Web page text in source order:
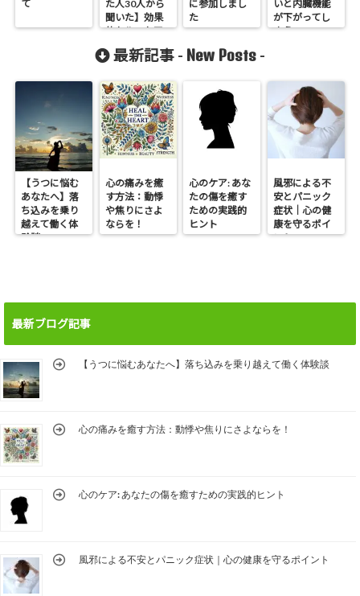
て
た人30人から
聞いた】効果
的セルフケア
に参加しまし
た
いと内臓機能
が下がってし
まう
最新記事 - New Posts -
【うつに悩む
あなたへ】落
ち込みを乗り
越えて働く体
験談
心の痛みを癒
す方法：動悸
や焦りにさよ
ならを！
心のケア: あな
たの傷を癒す
ための実践的
ヒント
風邪による不
安とパニック
症状｜心の健
康を守るポイ
ント
最新ブログ記事
【うつに悩むあなたへ】落ち込みを乗り越えて働く体験談
心の痛みを癒す方法：動悸や焦りにさよならを！
心のケア: あなたの傷を癒すための実践的ヒント
風邪による不安とパニック症状｜心の健康を守るポイント